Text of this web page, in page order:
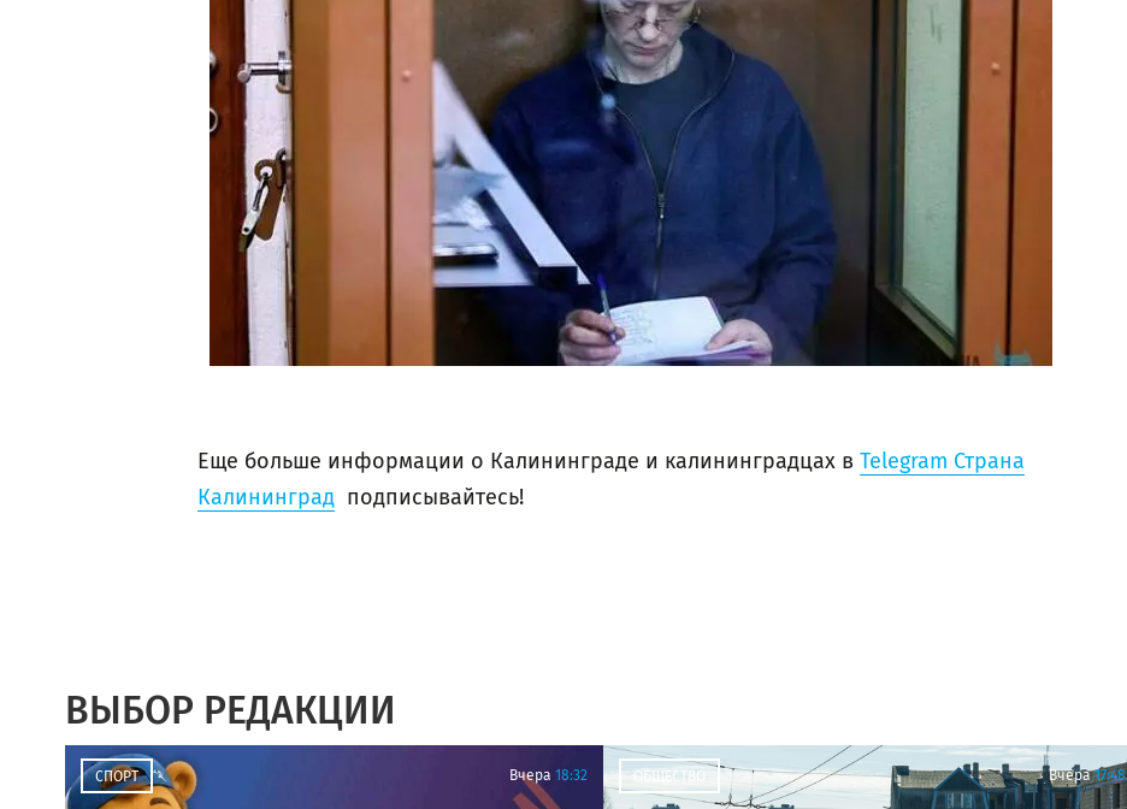
Еще больше информации о Калининграде и калининградцах в Telegram Страна
Калининград подписывайтесь!
ВЫБОР РЕДАКЦИИ
СПОРТ Вчера 18:32 ОБЩЕСТВО Вчера 17:48